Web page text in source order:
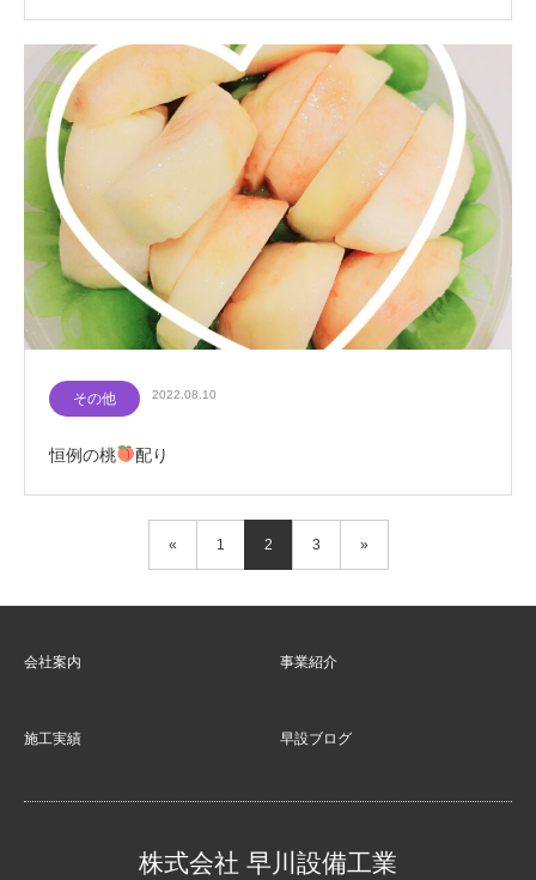
その他 2022.08.10
恒例の桃 配り
« 1 2 3 »
会社案内 事業紹介
施工実績 早設ブログ
株式会社 早川設備工業